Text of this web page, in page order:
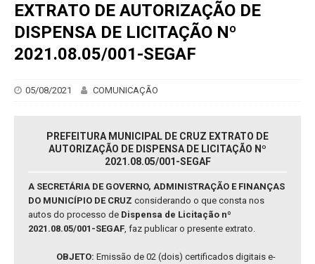
EXTRATO DE AUTORIZAÇÃO DE
DISPENSA DE LICITAÇÃO Nº
2021.08.05/001-SEGAF
05/08/2021 COMUNICAÇÃO
PREFEITURA MUNICIPAL DE CRUZ EXTRATO DE
AUTORIZAÇÃO DE DISPENSA DE LICITAÇÃO Nº
2021.08.05/001-SEGAF
A SECRETÁRIA DE GOVERNO, ADMINISTRAÇÃO E FINANÇAS
DO MUNICÍPIO DE CRUZ considerando o que consta nos
autos do processo de Dispensa de Licitação nº
2021.08.05/001-SEGAF, faz publicar o presente extrato.
OBJETO: Emissão de 02 (dois) certificados digitais e-